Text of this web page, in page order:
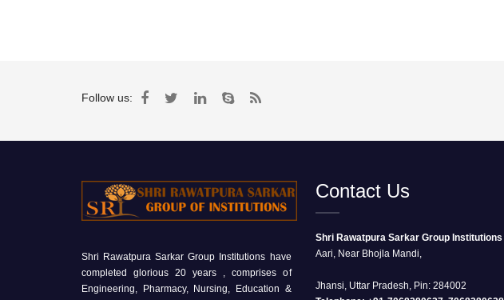
Follow us:
Shri Rawatpura Sarkar Group Institutions have
completed glorious 20 years , comprises of
Engineering, Pharmacy, Nursing, Education &
Contact Us
Shri Rawatpura Sarkar Group Institutions
Aari, Near Bhojla Mandi,
Jhansi, Uttar Pradesh, Pin: 284002